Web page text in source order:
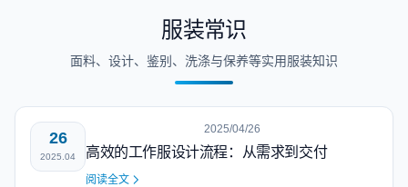
服装常识
面料、设计、鉴别、洗涤与保养等实用服装知识
26
2025.04
2025/04/26
高效的工作服设计流程：从需求到交付
阅读全文